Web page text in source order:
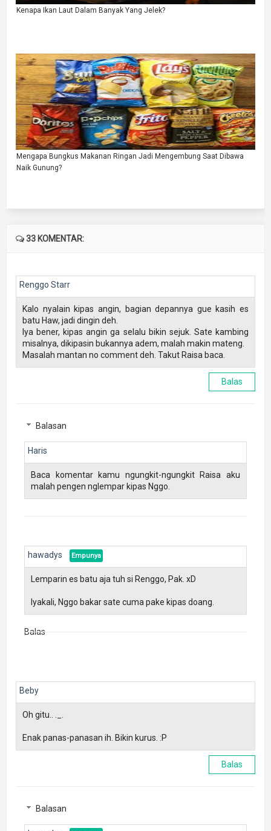
Kenapa Ikan Laut Dalam Banyak Yang Jelek?
Mengapa Bungkus Makanan Ringan Jadi Mengembung Saat Dibawa
Naik Gunung?
33 KOMENTAR:
Renggo Starr
Kalo nyalain kipas angin, bagian depannya gue kasih es
batu Haw, jadi dingin deh.
Iya bener, kipas angin ga selalu bikin sejuk. Sate kambing
misalnya, dikipasin bukannya adem, malah makin mateng.
Masalah mantan no comment deh. Takut Raisa baca.
Balas
Balasan
Haris
Baca komentar kamu ngungkit-ngungkit Raisa aku
malah pengen nglempar kipas Nggo.
hawadys
Lemparin es batu aja tuh si Renggo, Pak. xD
Iyakali, Nggo bakar sate cuma pake kipas doang.
Balas
Beby
Oh gitu.. ._.
Enak panas-panasan ih. Bikin kurus. :P
Balas
Balasan